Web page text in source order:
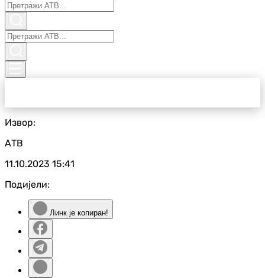
Извор:
АТВ
11.10.2023 15:41
Подијели:
Линк је копиран!